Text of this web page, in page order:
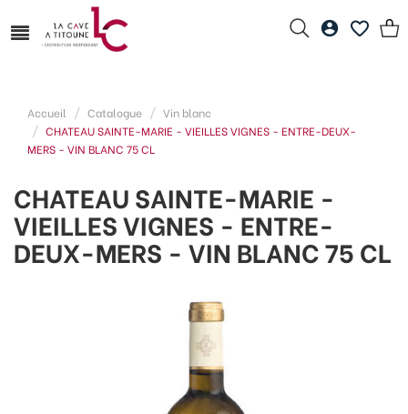
Accueil Catalogue
Vin blanc
CHATEAU SAINTE-MARIE - VIEILLES VIGNES - ENTRE-DEUX-
MERS - VIN BLANC 75 CL
CHATEAU SAINTE-MARIE -
VIEILLES VIGNES - ENTRE-
DEUX-MERS - VIN BLANC 75 CL